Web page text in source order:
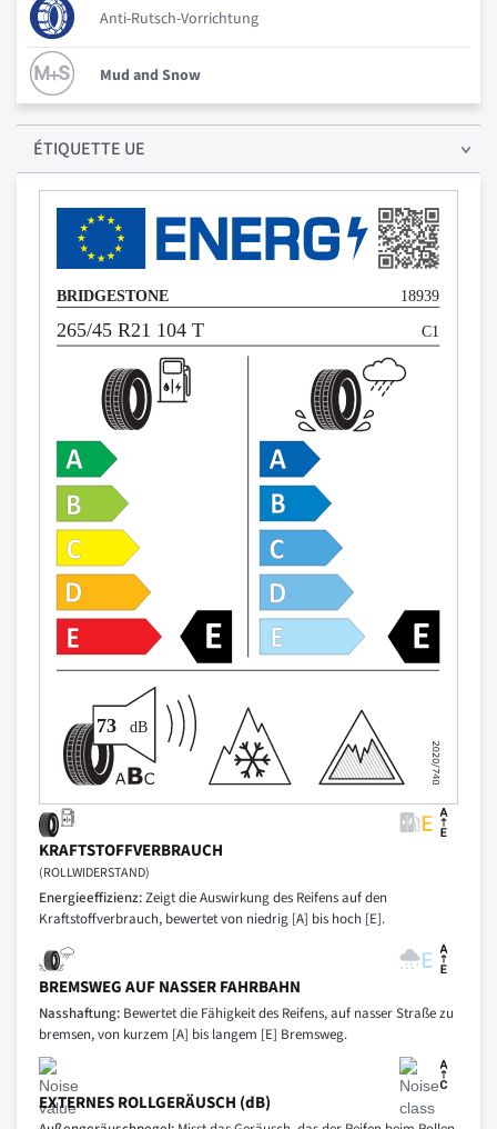
Anti-Rutsch-Vorrichtung
Mud and Snow
ÉTIQUETTE UE
KRAFTSTOFFVERBRAUCH
(ROLLWIDERSTAND)
Energieeffizienz:Zeigt die Auswirkung des Reifens auf den
Kraftstoffverbrauch, bewertet von niedrig [A] bis hoch [E].
BREMSWEG AUF NASSER FAHRBAHN
Nasshaftung: Bewertet die Fähigkeit des Reifens, auf nasser Straße zu
bremsen, von kurzem [A] bis langem [E] Bremsweg.
EXTERNES ROLLGERÄUSCH (dB)